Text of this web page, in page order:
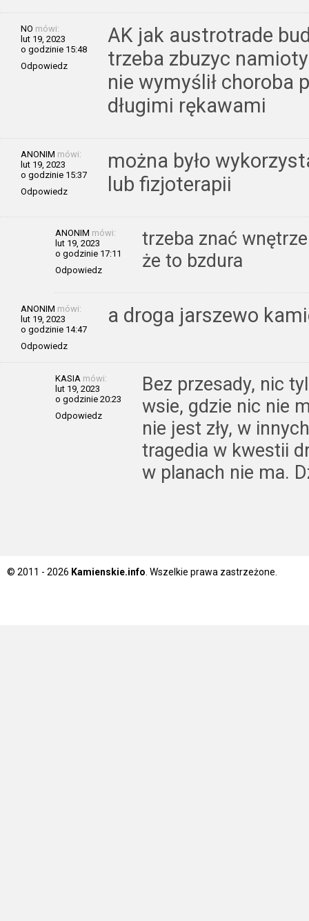
NO mówi:
lut 19, 2023
o godzinie 15:48
Odpowiedz
AK jak austrotrade
trzeba zbuzyc
nie wymyślił choroba
długimi rękawami
ANONIM mówi:
lut 19, 2023
o godzinie 15:37
Odpowiedz
można było
lub fizjoterapii
ANONIM mówi:
lut 19, 2023
o godzinie 17:11
Odpowiedz
trzeba znać
że to bzdura
ANONIM mówi:
lut 19, 2023
o godzinie 14:47
Odpowiedz
a droga jarszewo
KASIA mówi:
lut 19, 2023
o godzinie 20:23
Odpowiedz
Bez przesady, nic
wsie, gdzie nic nie
nie jest zły, w
tragedia w kwestii
w planach nie ma.
© 2011 - 2026 Kamienskie.info . Wszelkie prawa zastrzeżone.